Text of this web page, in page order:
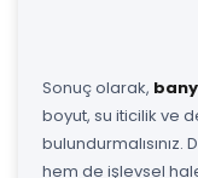
Sonuç olarak,
boyut, su iticilik ve
hem de işlevsel